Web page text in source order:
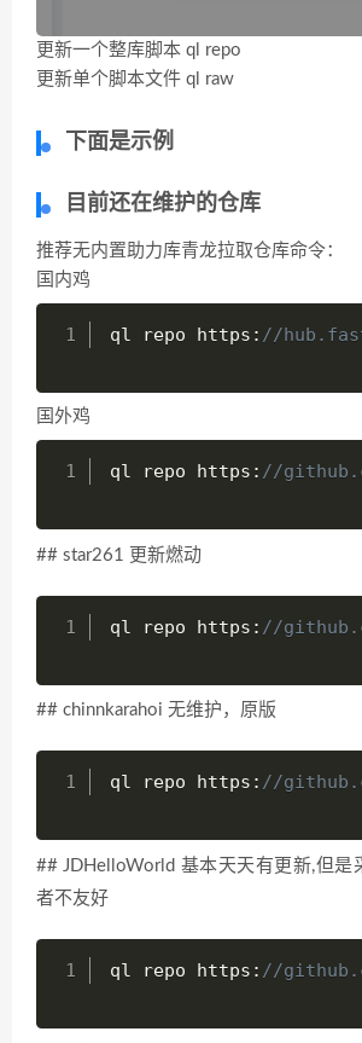
更新一个整库脚本 ql repo
更新单个脚本文件 ql raw
下面是示例
目前还在维护的仓库
推荐无内置助力库青龙拉取仓库命令：
国内鸡
ql repo https : //
国外鸡
ql repo https : //
## star261 更新燃动
ql repo https : //
## chinnkarahoi 无维护，原版
ql repo https : //
## JDHelloWorld 基本天天有更新,但是
者不友好
ql repo https : //